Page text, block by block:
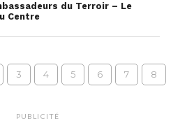
du Terroir – Le
Centre
3 4 5 6 7 8
PUBLICITÉ